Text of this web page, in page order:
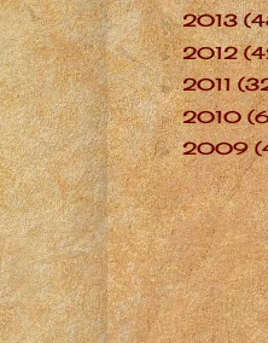
►2013
►2012
►2011
►2010
►2009